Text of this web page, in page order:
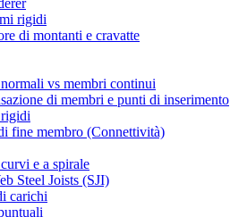
rigidi
di montanti e cravatte
vs membri continui
di membri e punti di inserimento
fine membro (Connettività)
e a spirale
Steel Joists (SJI)
carichi